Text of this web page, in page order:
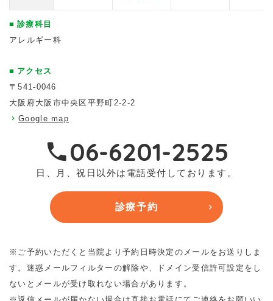
診療科目
アレルギー科
アクセス
〒541-0046
大阪府大阪市中央区平野町2-2-2
Google map
06-6201-2525
日、月、祝日以外は電話受付しております。
診療予約
※ご予約いただくと当院より予約日時決定のメールをお送りしま
す。迷惑メールフィルターの解除や、ドメイン受信許可設定をし
ないとメールが受け取れない場合があります。
※返信メールが届かない場合は直接お電話にてご連絡をお願いい